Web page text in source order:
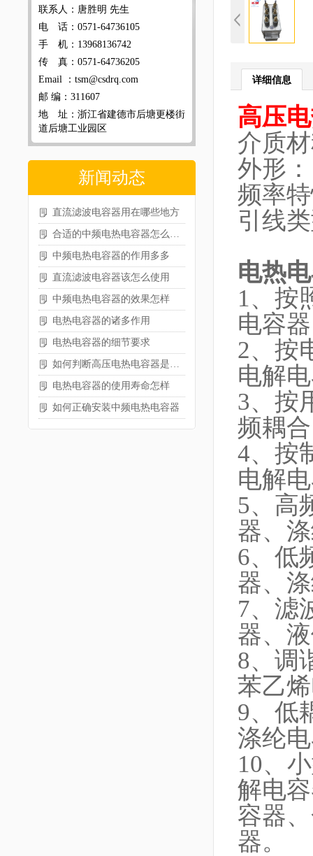
联系人：唐胜明 先生
电 话：0571-64736105
手 机：13968136742
传 真：0571-64736205
Email ：tsm@csdrq.com
邮 编：311607
地 址：浙江省建德市后塘更楼街
道后塘工业园区
新闻动态
直流滤波电容器用在哪些地方
合适的中频电热电容器怎么选型
中频电热电容器的作用多多
直流滤波电容器该怎么使用
中频电热电容器的效果怎样
电热电容器的诸多作用
电热电容器的细节要求
如何判断高压电热电容器是否损坏
电热电容器的使用寿命怎样
如何正确安装中频电热电容器
详细信息
高压
介质
外形
频率
引线
电热
1、按
电容
2、按
电解
3、按
频耦
4、按
电解
5、高
器、
6、低
器、
7、滤
器、
8、调
苯乙
9、低
涤纶
10、
解电
容器
器。